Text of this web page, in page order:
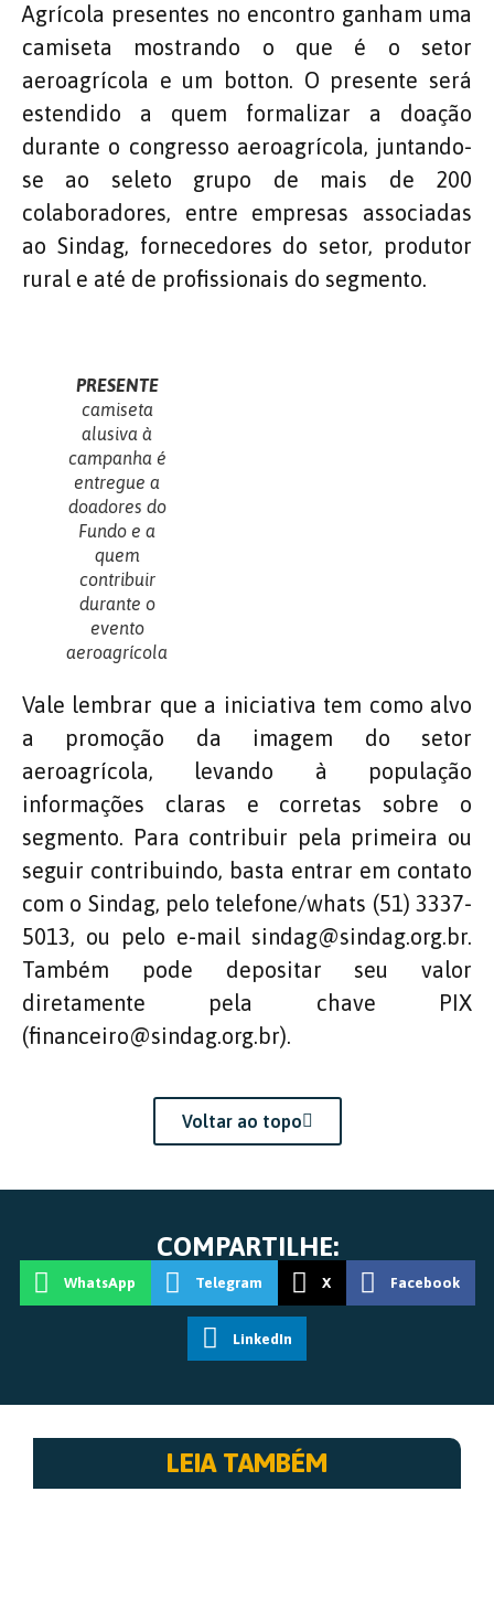
Agrícola presentes no encontro ganham uma
camiseta mostrando o que é o setor
aeroagrícola e um botton. O presente será
estendido a quem formalizar a doação
durante o congresso aeroagrícola, juntando-
se ao seleto grupo de mais de 200
colaboradores, entre empresas associadas
ao Sindag, fornecedores do setor, produtor
rural e até de profissionais do segmento.
PRESENTE
camiseta
alusiva à
campanha é
entregue a
doadores do
Fundo e a
quem
contribuir
durante o
evento
aeroagrícola
Vale lembrar que a iniciativa tem como alvo
a promoção da imagem do setor
aeroagrícola, levando à população
informações claras e corretas sobre o
segmento. Para contribuir pela primeira ou
seguir contribuindo, basta entrar em contato
com o Sindag, pelo telefone/whats (51) 3337-
5013, ou pelo e-mail sindag@sindag.org.br.
Também pode depositar seu valor
diretamente pela chave PIX
(financeiro@sindag.org.br).
Voltar ao topo
COMPARTILHE:
WhatsApp Telegram X Facebook
LinkedIn
LEIA TAMBÉM